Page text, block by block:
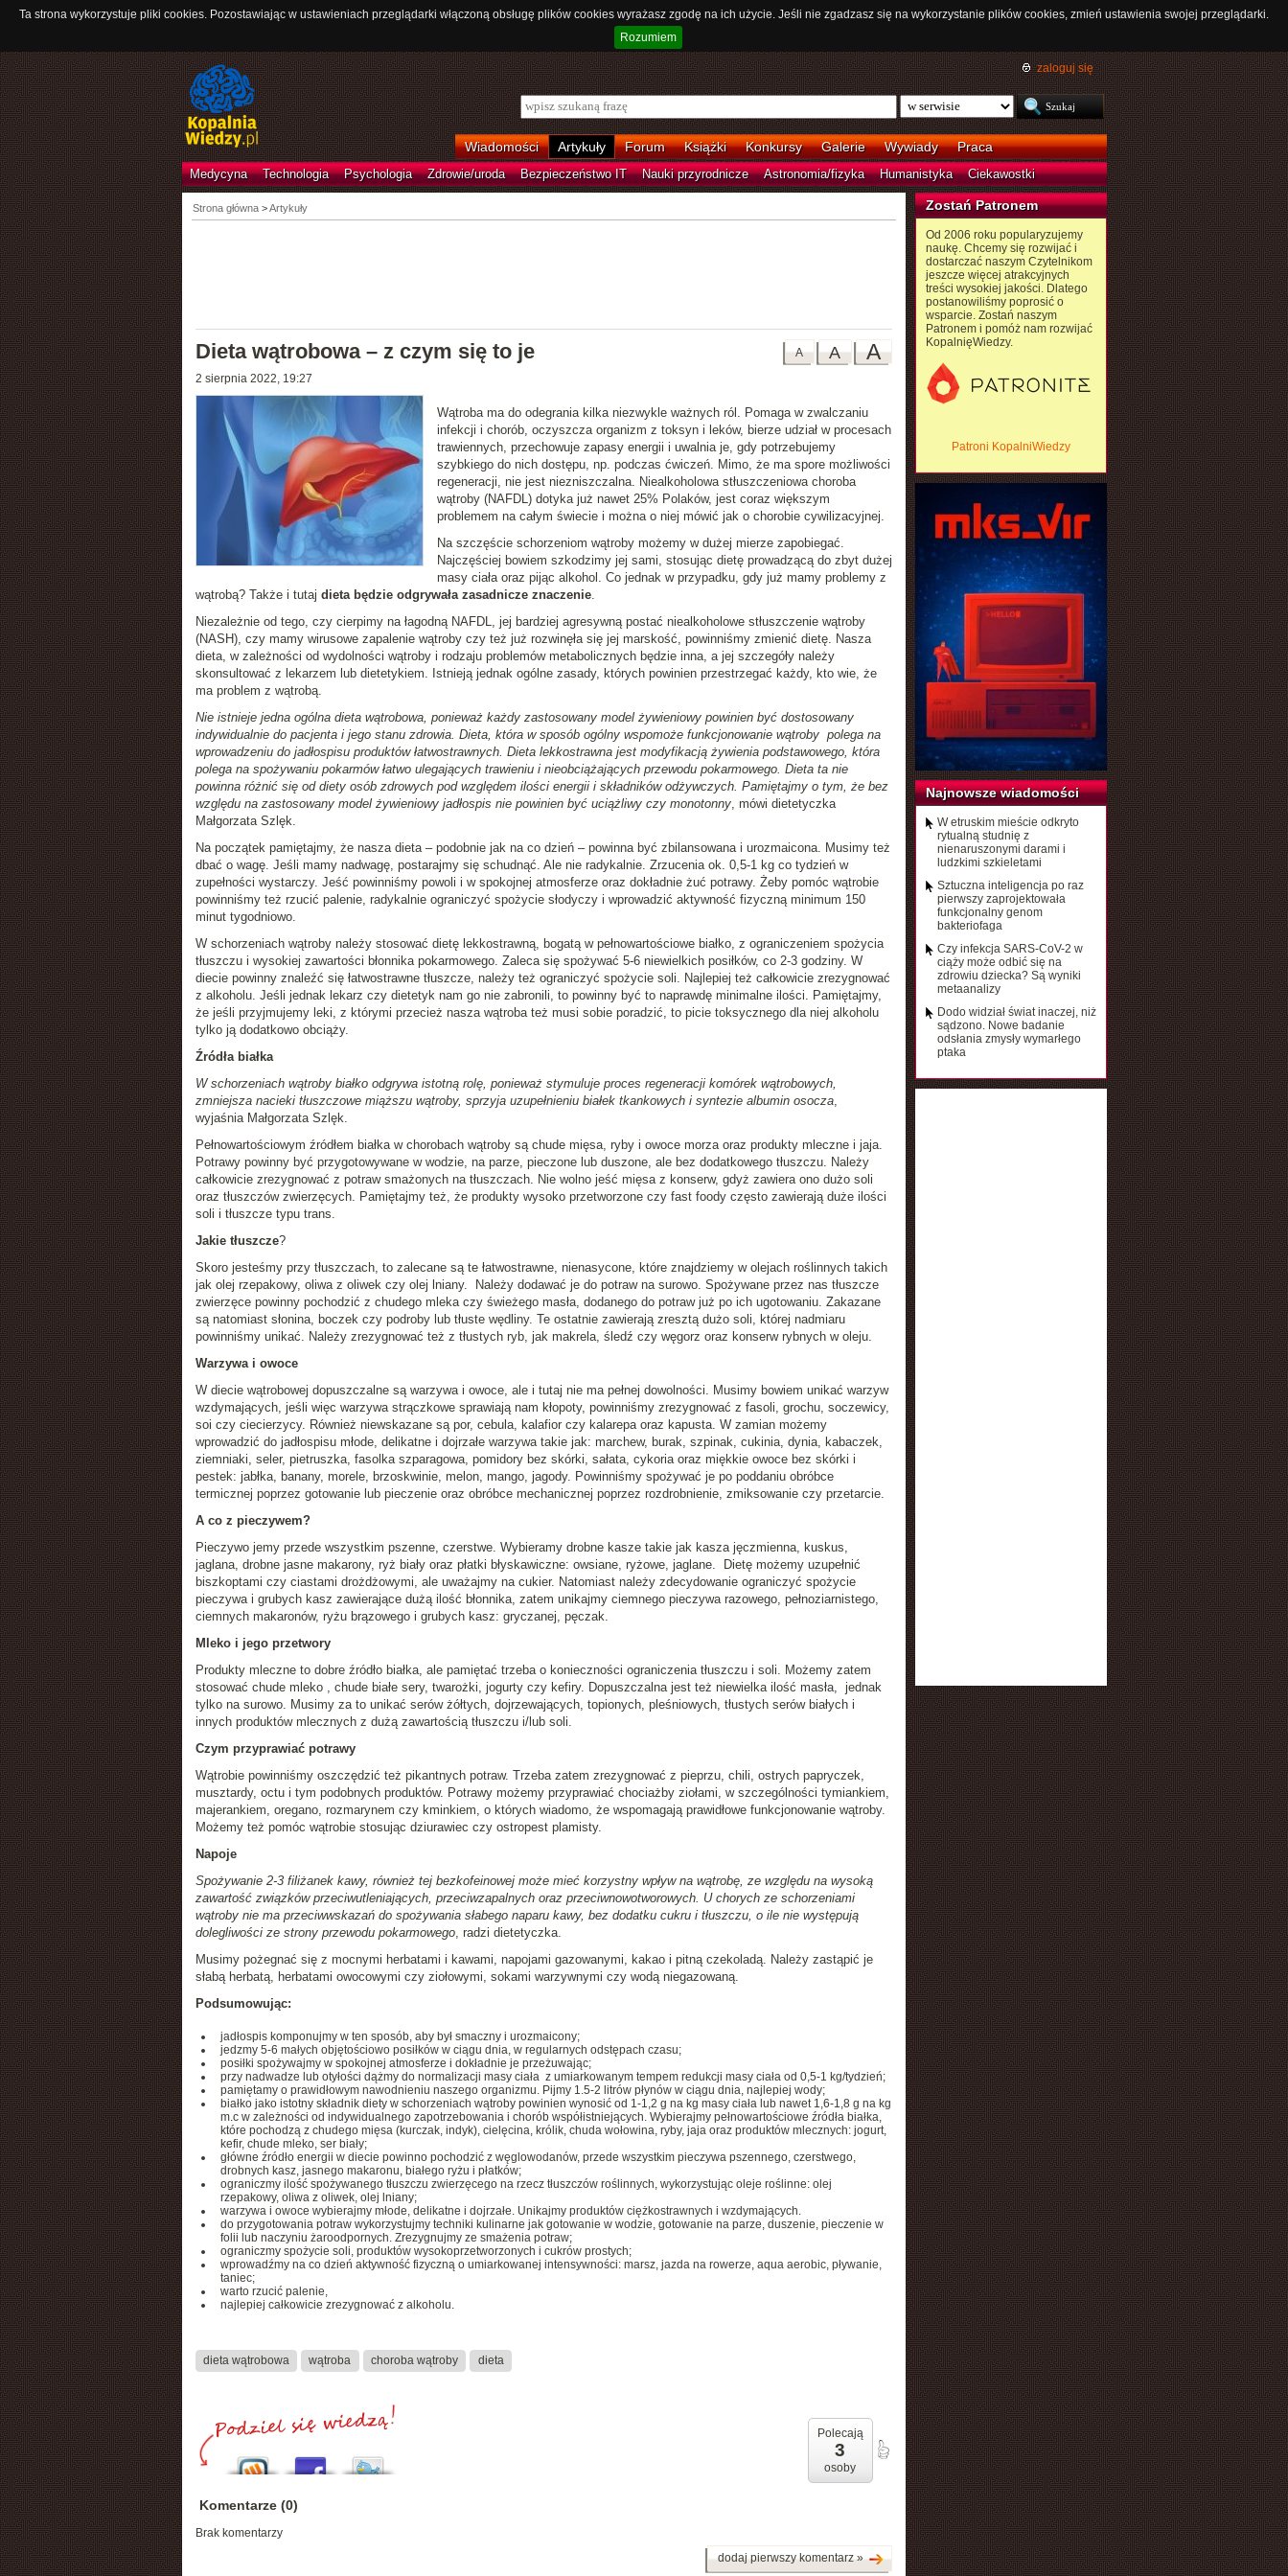
Ta strona wykorzystuje pliki cookies. Pozostawiając w ustawieniach przeglądarki włączoną obsługę plików cookies wyrażasz zgodę na ich użycie. Jeśli nie zgadzasz się na wykorzystanie plików cookies, zmień ustawienia swojej przeglądarki.
Rozumiem
zaloguj się
Wiadomości Artykuły Forum Książki Konkursy Galerie Wywiady Praca
Medycyna Technologia Psychologia Zdrowie/uroda Bezpieczeństwo IT Nauki przyrodnicze Astronomia/fizyka Humanistyka Ciekawostki
Strona główna>Artykuły
A
A
A
Dieta wątrobowa – z czym się to je
2 sierpnia 2022, 19:27
Wątroba ma do odegrania kilka niezwykle ważnych ról. Pomaga w zwalczaniu
infekcji i chorób, oczyszcza organizm z toksyn i leków, bierze udział w procesach
trawiennych, przechowuje zapasy energii i uwalnia je, gdy potrzebujemy
szybkiego do nich dostępu, np. podczas ćwiczeń. Mimo, że ma spore możliwości
regeneracji, nie jest niezniszczalna. Niealkoholowa stłuszczeniowa choroba
wątroby (NAFDL) dotyka już nawet 25% Polaków, jest coraz większym
problemem na całym świecie i można o niej mówić jak o chorobie cywilizacyjnej.
Na szczęście schorzeniom wątroby możemy w dużej mierze zapobiegać.
Najczęściej bowiem szkodzimy jej sami, stosując dietę prowadzącą do zbyt dużej
masy ciała oraz pijąc alkohol. Co jednak w przypadku, gdy już mamy problemy z
wątrobą? Także i tutaj dieta będzie odgrywała zasadnicze znaczenie.
Niezależnie od tego, czy cierpimy na łagodną NAFDL, jej bardziej agresywną postać niealkoholowe stłuszczenie wątroby
(NASH), czy mamy wirusowe zapalenie wątroby czy też już rozwinęła się jej marskość, powinniśmy zmienić dietę. Nasza
dieta, w zależności od wydolności wątroby i rodzaju problemów metabolicznych będzie inna, a jej szczegóły należy
skonsultować z lekarzem lub dietetykiem. Istnieją jednak ogólne zasady, których powinien przestrzegać każdy, kto wie, że
ma problem z wątrobą.
Nie istnieje jedna ogólna dieta wątrobowa, ponieważ każdy zastosowany model żywieniowy powinien być dostosowany
indywidualnie do pacjenta i jego stanu zdrowia. Dieta, która w sposób ogólny wspomoże funkcjonowanie wątroby polega na
wprowadzeniu do jadłospisu produktów łatwostrawnych. Dieta lekkostrawna jest modyfikacją żywienia podstawowego, która
polega na spożywaniu pokarmów łatwo ulegających trawieniu i nieobciążających przewodu pokarmowego. Dieta ta nie
powinna różnić się od diety osób zdrowych pod względem ilości energii i składników odżywczych. Pamiętajmy o tym, że bez
względu na zastosowany model żywieniowy jadłospis nie powinien być uciążliwy czy monotonny, mówi dietetyczka
Małgorzata Szlęk.
Na początek pamiętajmy, że nasza dieta – podobnie jak na co dzień – powinna być zbilansowana i urozmaicona. Musimy też
dbać o wagę. Jeśli mamy nadwagę, postarajmy się schudnąć. Ale nie radykalnie. Zrzucenia ok. 0,5-1 kg co tydzień w
zupełności wystarczy. Jeść powinniśmy powoli i w spokojnej atmosferze oraz dokładnie żuć potrawy. Żeby pomóc wątrobie
powinniśmy też rzucić palenie, radykalnie ograniczyć spożycie słodyczy i wprowadzić aktywność fizyczną minimum 150
minut tygodniowo.
W schorzeniach wątroby należy stosować dietę lekkostrawną, bogatą w pełnowartościowe białko, z ograniczeniem spożycia
tłuszczu i wysokiej zawartości błonnika pokarmowego. Zaleca się spożywać 5-6 niewielkich posiłków, co 2-3 godziny. W
diecie powinny znaleźć się łatwostrawne tłuszcze, należy też ograniczyć spożycie soli. Najlepiej też całkowicie zrezygnować
z alkoholu. Jeśli jednak lekarz czy dietetyk nam go nie zabronili, to powinny być to naprawdę minimalne ilości. Pamiętajmy,
że jeśli przyjmujemy leki, z którymi przecież nasza wątroba też musi sobie poradzić, to picie toksycznego dla niej alkoholu
tylko ją dodatkowo obciąży.
Źródła białka
W schorzeniach wątroby białko odgrywa istotną rolę, ponieważ stymuluje proces regeneracji komórek wątrobowych,
zmniejsza nacieki tłuszczowe miąższu wątroby, sprzyja uzupełnieniu białek tkankowych i syntezie albumin osocza,
wyjaśnia Małgorzata Szlęk.
Pełnowartościowym źródłem białka w chorobach wątroby są chude mięsa, ryby i owoce morza oraz produkty mleczne i jaja.
Potrawy powinny być przygotowywane w wodzie, na parze, pieczone lub duszone, ale bez dodatkowego tłuszczu. Należy
całkowicie zrezygnować z potraw smażonych na tłuszczach. Nie wolno jeść mięsa z konserw, gdyż zawiera ono dużo soli
oraz tłuszczów zwierzęcych. Pamiętajmy też, że produkty wysoko przetworzone czy fast foody często zawierają duże ilości
soli i tłuszcze typu trans.
Jakie tłuszcze?
Skoro jesteśmy przy tłuszczach, to zalecane są te łatwostrawne, nienasycone, które znajdziemy w olejach roślinnych takich
jak olej rzepakowy, oliwa z oliwek czy olej lniany. Należy dodawać je do potraw na surowo. Spożywane przez nas tłuszcze
zwierzęce powinny pochodzić z chudego mleka czy świeżego masła, dodanego do potraw już po ich ugotowaniu. Zakazane
są natomiast słonina, boczek czy podroby lub tłuste wędliny. Te ostatnie zawierają zresztą dużo soli, której nadmiaru
powinniśmy unikać. Należy zrezygnować też z tłustych ryb, jak makrela, śledź czy węgorz oraz konserw rybnych w oleju.
Warzywa i owoce
W diecie wątrobowej dopuszczalne są warzywa i owoce, ale i tutaj nie ma pełnej dowolności. Musimy bowiem unikać warzyw
wzdymających, jeśli więc warzywa strączkowe sprawiają nam kłopoty, powinniśmy zrezygnować z fasoli, grochu, soczewicy,
soi czy ciecierzycy. Również niewskazane są por, cebula, kalafior czy kalarepa oraz kapusta. W zamian możemy
wprowadzić do jadłospisu młode, delikatne i dojrzałe warzywa takie jak: marchew, burak, szpinak, cukinia, dynia, kabaczek,
ziemniaki, seler, pietruszka, fasolka szparagowa, pomidory bez skórki, sałata, cykoria oraz miękkie owoce bez skórki i
pestek: jabłka, banany, morele, brzoskwinie, melon, mango, jagody. Powinniśmy spożywać je po poddaniu obróbce
termicznej poprzez gotowanie lub pieczenie oraz obróbce mechanicznej poprzez rozdrobnienie, zmiksowanie czy przetarcie.
A co z pieczywem?
Pieczywo jemy przede wszystkim pszenne, czerstwe. Wybieramy drobne kasze takie jak kasza jęczmienna, kuskus,
jaglana, drobne jasne makarony, ryż biały oraz płatki błyskawiczne: owsiane, ryżowe, jaglane. Dietę możemy uzupełnić
biszkoptami czy ciastami drożdżowymi, ale uważajmy na cukier. Natomiast należy zdecydowanie ograniczyć spożycie
pieczywa i grubych kasz zawierające dużą ilość błonnika, zatem unikajmy ciemnego pieczywa razowego, pełnoziarnistego,
ciemnych makaronów, ryżu brązowego i grubych kasz: gryczanej, pęczak.
Mleko i jego przetwory
Produkty mleczne to dobre źródło białka, ale pamiętać trzeba o konieczności ograniczenia tłuszczu i soli. Możemy zatem
stosować chude mleko , chude białe sery, twarożki, jogurty czy kefiry. Dopuszczalna jest też niewielka ilość masła, jednak
tylko na surowo. Musimy za to unikać serów żółtych, dojrzewających, topionych, pleśniowych, tłustych serów białych i
innych produktów mlecznych z dużą zawartością tłuszczu i/lub soli.
Czym przyprawiać potrawy
Wątrobie powinniśmy oszczędzić też pikantnych potraw. Trzeba zatem zrezygnować z pieprzu, chili, ostrych papryczek,
musztardy, octu i tym podobnych produktów. Potrawy możemy przyprawiać chociażby ziołami, w szczególności tymiankiem,
majerankiem, oregano, rozmarynem czy kminkiem, o których wiadomo, że wspomagają prawidłowe funkcjonowanie wątroby.
Możemy też pomóc wątrobie stosując dziurawiec czy ostropest plamisty.
Napoje
Spożywanie 2-3 filiżanek kawy, również tej bezkofeinowej może mieć korzystny wpływ na wątrobę, ze względu na wysoką
zawartość związków przeciwutleniających, przeciwzapalnych oraz przeciwnowotworowych. U chorych ze schorzeniami
wątroby nie ma przeciwwskazań do spożywania słabego naparu kawy, bez dodatku cukru i tłuszczu, o ile nie występują
dolegliwości ze strony przewodu pokarmowego, radzi dietetyczka.
Musimy pożegnać się z mocnymi herbatami i kawami, napojami gazowanymi, kakao i pitną czekoladą. Należy zastąpić je
słabą herbatą, herbatami owocowymi czy ziołowymi, sokami warzywnymi czy wodą niegazowaną.
Podsumowując:
jadłospis komponujmy w ten sposób, aby był smaczny i urozmaicony;
jedzmy 5-6 małych objętościowo posiłków w ciągu dnia, w regularnych odstępach czasu;
posiłki spożywajmy w spokojnej atmosferze i dokładnie je przeżuwając;
przy nadwadze lub otyłości dążmy do normalizacji masy ciała z umiarkowanym tempem redukcji masy ciała od 0,5-1 kg/tydzień;
pamiętamy o prawidłowym nawodnieniu naszego organizmu. Pijmy 1.5-2 litrów płynów w ciągu dnia, najlepiej wody;
białko jako istotny składnik diety w schorzeniach wątroby powinien wynosić od 1-1,2 g na kg masy ciała lub nawet 1,6-1,8 g na kg
m.c w zależności od indywidualnego zapotrzebowania i chorób współistniejących. Wybierajmy pełnowartościowe źródła białka,
które pochodzą z chudego mięsa (kurczak, indyk), cielęcina, królik, chuda wołowina, ryby, jaja oraz produktów mlecznych: jogurt,
kefir, chude mleko, ser biały;
główne źródło energii w diecie powinno pochodzić z węglowodanów, przede wszystkim pieczywa pszennego, czerstwego,
drobnych kasz, jasnego makaronu, białego ryżu i płatków;
ograniczmy ilość spożywanego tłuszczu zwierzęcego na rzecz tłuszczów roślinnych, wykorzystując oleje roślinne: olej
rzepakowy, oliwa z oliwek, olej lniany;
warzywa i owoce wybierajmy młode, delikatne i dojrzałe. Unikajmy produktów ciężkostrawnych i wzdymających.
do przygotowania potraw wykorzystujmy techniki kulinarne jak gotowanie w wodzie, gotowanie na parze, duszenie, pieczenie w
folii lub naczyniu żaroodpornych. Zrezygnujmy ze smażenia potraw;
ograniczmy spożycie soli, produktów wysokoprzetworzonych i cukrów prostych;
wprowadźmy na co dzień aktywność fizyczną o umiarkowanej intensywności: marsz, jazda na rowerze, aqua aerobic, pływanie,
taniec;
warto rzucić palenie,
najlepiej całkowicie zrezygnować z alkoholu.
dieta wątrobowa wątroba choroba wątroby dieta
Polecają
3
osoby
Komentarze (0)
Brak komentarzy
dodaj pierwszy komentarz »
Zostań Patronem
Od 2006 roku popularyzujemy
naukę. Chcemy się rozwijać i
dostarczać naszym Czytelnikom
jeszcze więcej atrakcyjnych
treści wysokiej jakości. Dlatego
postanowiliśmy poprosić o
wsparcie. Zostań naszym
Patronem i pomóż nam rozwijać
KopalnięWiedzy.
Patroni KopalniWiedzy
Najnowsze wiadomości
W etruskim mieście odkryto
rytualną studnię z
nienaruszonymi darami i
ludzkimi szkieletami
Sztuczna inteligencja po raz
pierwszy zaprojektowała
funkcjonalny genom
bakteriofaga
Czy infekcja SARS-CoV-2 w
ciąży może odbić się na
zdrowiu dziecka? Są wyniki
metaanalizy
Dodo widział świat inaczej, niż
sądzono. Nowe badanie
odsłania zmysły wymarłego
ptaka